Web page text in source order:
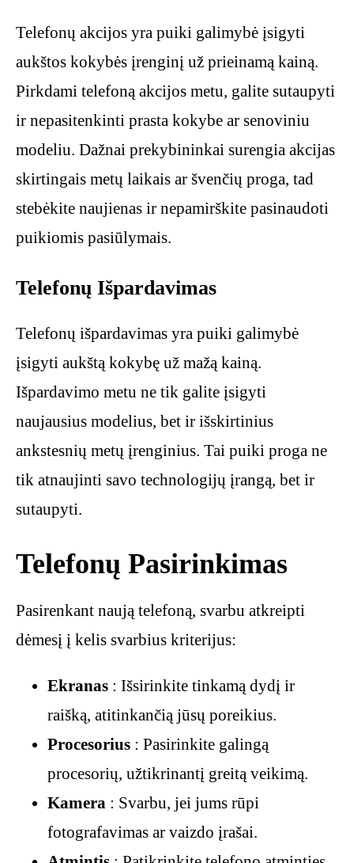
Telefonų akcijos yra puiki galimybė įsigyti
aukštos kokybės įrenginį už prieinamą kainą.
Pirkdami telefoną akcijos metu, galite sutaupyti
ir nepasitenkinti prasta kokybe ar senoviniu
modeliu. Dažnai prekybininkai surengia akcijas
skirtingais metų laikais ar švenčių proga, tad
stebėkite naujienas ir nepamirškite pasinaudoti
puikiomis pasiūlymais.
Telefonų Išpardavimas
Telefonų išpardavimas yra puiki galimybė
įsigyti aukštą kokybę už mažą kainą.
Išpardavimo metu ne tik galite įsigyti
naujausius modelius, bet ir išskirtinius
ankstesnių metų įrenginius. Tai puiki proga ne
tik atnaujinti savo technologijų įrangą, bet ir
sutaupyti.
Telefonų Pasirinkimas
Pasirenkant naują telefoną, svarbu atkreipti
dėmesį į kelis svarbius kriterijus:
Ekranas : Išsirinkite tinkamą dydį ir
raišką, atitinkančią jūsų poreikius.
Procesorius : Pasirinkite galingą
procesorių, užtikrinantį greitą veikimą.
Kamera : Svarbu, jei jums rūpi
fotografavimas ar vaizdo įrašai.